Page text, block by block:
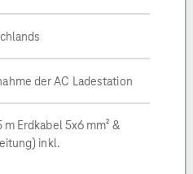
der AC Ladestation
Erdkabel 5x6 mm² &
inkl.